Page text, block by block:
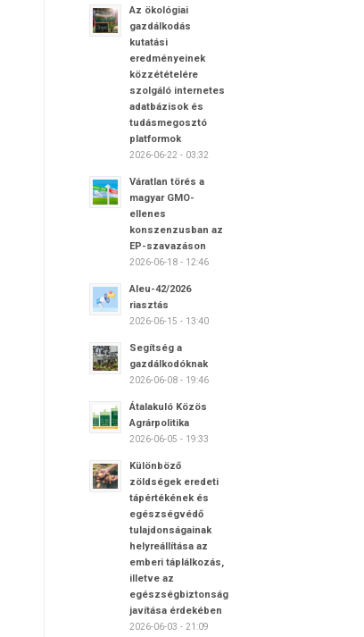
Az ökológiai
gazdálkodás
kutatási
eredményeinek
közzétételére
szolgáló internetes
adatbázisok és
tudásmegosztó
platformok
2026-06-22 - 03:32
Váratlan törés a
magyar GMO-
ellenes
konszenzusban az
EP-szavazáson
2026-06-18 - 12:46
Aleu-42/2026
riasztás
2026-06-15 - 13:40
Segítség a
gazdálkodóknak
2026-06-08 - 19:46
Átalakuló Közös
Agrárpolitika
2026-06-05 - 19:33
Különböző
zöldségek eredeti
tápértékének és
egészségvédő
tulajdonságainak
helyreállítása az
emberi táplálkozás,
illetve az
egészségbiztonság
javítása érdekében
2026-06-03 - 21:09